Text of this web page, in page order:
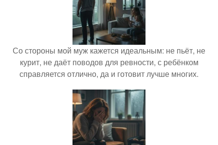
Со стороны мой муж кажется идеальным: не пьёт, не
курит, не даёт поводов для ревности, с ребёнком
справляется отлично, да и готовит лучше многих.